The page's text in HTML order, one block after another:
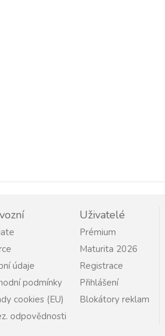
údaje
podmínky
cookies (EU)
odpovědnosti
Uživatelé
Prémium
Maturita 2026
Registrace
Přihlášení
Blokátory reklam